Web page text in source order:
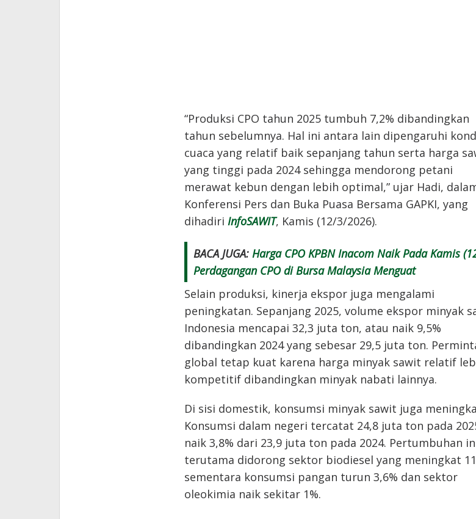
“Produksi CPO tahun 2025 tumbuh 7,2% dibandingkan
tahun sebelumnya. Hal ini antara lain dipengaruhi
cuaca yang relatif baik sepanjang tahun serta harga
yang tinggi pada 2024 sehingga mendorong petani
merawat kebun dengan lebih optimal,” ujar Hadi,
Konferensi Pers dan Buka Puasa Bersama GAPKI, yang
dihadiri InfoSAWIT, Kamis (12/3/2026).
BACA JUGA: Harga CPO KPBN Inacom Naik Pada Kamis
Perdagangan CPO di Bursa Malaysia Menguat
Selain produksi, kinerja ekspor juga mengalami
peningkatan. Sepanjang 2025, volume ekspor minyak
Indonesia mencapai 32,3 juta ton, atau naik 9,5%
dibandingkan 2024 yang sebesar 29,5 juta ton.
global tetap kuat karena harga minyak sawit relatif
kompetitif dibandingkan minyak nabati lainnya.
Di sisi domestik, konsumsi minyak sawit juga
Konsumsi dalam negeri tercatat 24,8 juta ton pada
naik 3,8% dari 23,9 juta ton pada 2024. Pertumbuhan
terutama didorong sektor biodiesel yang meningkat
sementara konsumsi pangan turun 3,6% dan sektor
oleokimia naik sekitar 1%.